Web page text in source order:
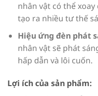
nhân vật có thể
tạo ra nhiều tư thế
Hiệu ứng đèn phát
nhân vật sẽ phát
hấp dẫn và lôi cuốn.
Lợi ích của sản phẩm: